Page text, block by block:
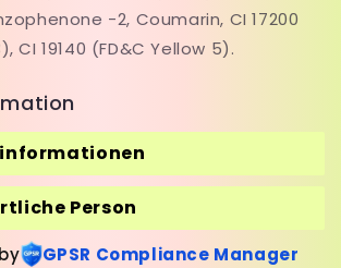
-2, Coumarin, CI 17200
CI 19140 (FD&C Yellow 5).
Person
GPSR Compliance Manager